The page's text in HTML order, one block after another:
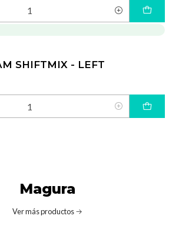
SHIFTMIX - LEFT
Magura
Ver más productos